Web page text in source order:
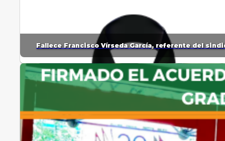
Fallece Francisco Vírseda García, referente del